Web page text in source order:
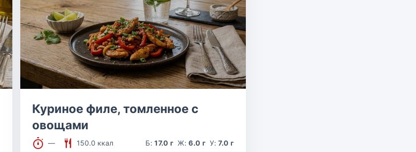
Куриное филе, томленное с
овощами
— 150.0 ккал Б:17.0 г Ж:6.0 г У:7.0 г